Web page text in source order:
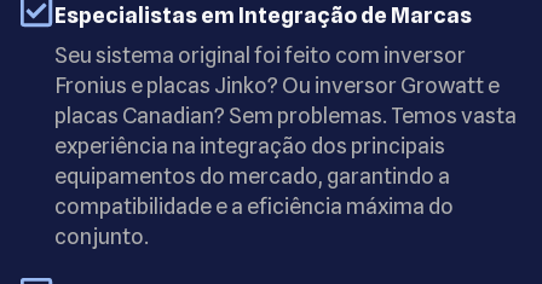
Especialistas em Integração de Marcas
Seu sistema original foi feito com inversor
Fronius e placas Jinko? Ou inversor Growatt e
placas Canadian? Sem problemas. Temos vasta
experiência na integração dos principais
equipamentos do mercado, garantindo a
compatibilidade e a eficiência máxima do
conjunto.